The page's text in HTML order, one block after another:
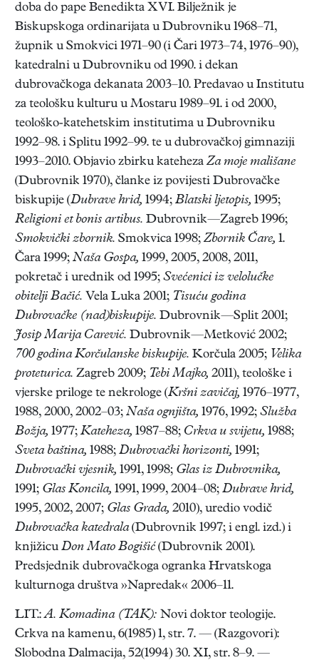
doba do pape Benedikta XVI. Bilježnik je
Biskupskoga ordinarijata u Dubrovniku 1968–71,
župnik u Smokvici 1971–90 (i Čari 1973–74, 1976–90),
katedralni u Dubrovniku od 1990. i dekan
dubrovačkoga dekanata 2003–10. Predavao u Institutu
za teološku kulturu u Mostaru 1989–91. i od 2000,
teološko-katehetskim institutima u Dubrovniku
1992–98. i Splitu 1992–99. te u dubrovačkoj gimnaziji
1993–2010. Objavio zbirku kateheza Za moje mališane
(Dubrovnik 1970), članke iz povijesti Dubrovačke
biskupije (Dubrave hrid, 1994; Blatski ljetopis, 1995;
Religioni et bonis artibus. Dubrovnik—Zagreb 1996;
Smokvički zbornik. Smokvica 1998; Zbornik Čare, 1.
Čara 1999; Naša Gospa, 1999, 2005, 2008, 2011,
pokretač i urednik od 1995; Svećenici iz velolučke
obitelji Bačić. Vela Luka 2001; Tisuću godina
Dubrovačke (nad)biskupije. Dubrovnik—Split 2001;
Josip Marija Carević. Dubrovnik—Metković 2002;
700 godina Korčulanske biskupije. Korčula 2005; Velika
proteturica. Zagreb 2009; Tebi Majko, 2011), teološke i
vjerske priloge te nekrologe (Kršni zavičaj, 1976–1977,
1988, 2000, 2002–03; Naša ognjišta, 1976, 1992; Služba
Božja, 1977; Kateheza, 1987–88; Crkva u svijetu, 1988;
Sveta baština, 1988; Dubrovački horizonti, 1991;
Dubrovački vjesnik, 1991, 1998; Glas iz Dubrovnika,
1991; Glas Koncila, 1991, 1999, 2004–08; Dubrave hrid,
1995, 2002, 2007; Glas Grada, 2010), uredio vodič
Dubrovačka katedrala(Dubrovnik 1997; i engl. izd.) i
knjižicu Don Mato Bogišić (Dubrovnik 2001).
Predsjednik dubrovačkoga ogranka Hrvatskoga
kulturnoga društva »Napredak« 2006–11.
LIT.:A. Komadina (TAK): Novi doktor teologije.
Crkva na kamenu, 6(1985) 1, str. 7. — (Razgovori):
Slobodna Dalmacija, 52(1994) 30. XI, str. 8–9. —